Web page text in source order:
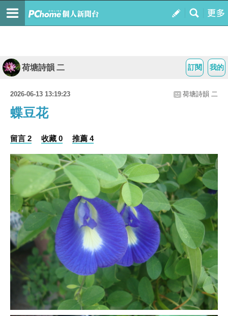
我的
訂閱
荷塘詩韻 二
2026-06-13 13:19:23 荷塘詩韻 二
蝶豆花
留言 2 收藏 0 推薦 4